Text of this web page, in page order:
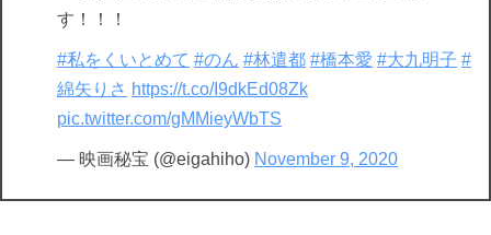
す！！！
#私をくいとめて #のん #林遣都 #橋本愛 #大九明子 #
綿矢りさ https://t.co/I9dkEd08Zk
pic.twitter.com/gMMieyWbTS
— 映画秘宝 (@eigahiho) November 9, 2020